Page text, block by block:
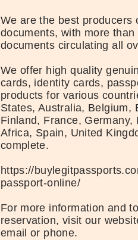
We are the best producers
documents, with more
documents circulating all
We offer high quality
cards, identity cards,
products for various
States, Australia, Belgium,
Finland, France,
Africa, Spain, United
complete.
https://
passport-online/
For more information and
reservation, visit our
email or phone.